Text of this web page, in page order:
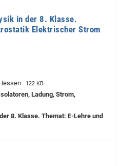
in der 8. Klasse.
Elektrischer Strom
122 KB
Ladung, Strom,
8. Klasse. Themat: E-Lehre und